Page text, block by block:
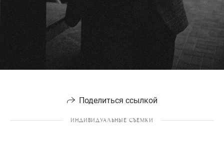
Поделиться ссылкой
ИНДИВИДУАЛЬНЫЕ СЪЕМКИ